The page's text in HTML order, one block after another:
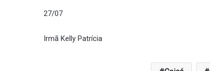
27/07
Irmã Kelly Patrícia